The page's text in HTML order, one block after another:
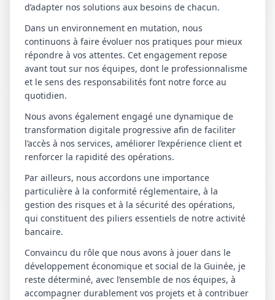
d’adapter nos solutions aux besoins de chacun.
Dans un environnement en mutation, nous
continuons à faire évoluer nos pratiques pour mieux
répondre à vos attentes. Cet engagement repose
avant tout sur nos équipes, dont le professionnalisme
et le sens des responsabilités font notre force au
quotidien.
Nous avons également engagé une dynamique de
transformation digitale progressive afin de faciliter
l’accès à nos services, améliorer l’expérience client et
renforcer la rapidité des opérations.
Par ailleurs, nous accordons une importance
particulière à la conformité réglementaire, à la
gestion des risques et à la sécurité des opérations,
qui constituent des piliers essentiels de notre activité
bancaire.
Convaincu du rôle que nous avons à jouer dans le
développement économique et social de la Guinée, je
reste déterminé, avec l’ensemble de nos équipes, à
accompagner durablement vos projets et à contribuer